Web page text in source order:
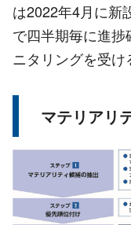
は2022年4月に新
で四半期毎に進
ニタリングを受け
マテリアリ